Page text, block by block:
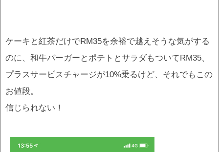
ケーキと紅茶だけでRM35を余裕で越えそうな気がする
のに、和牛バーガーとポテトとサラダもついてRM35、
プラスサービスチャージが10%乗るけど、それでもこの
お値段。
信じられない！